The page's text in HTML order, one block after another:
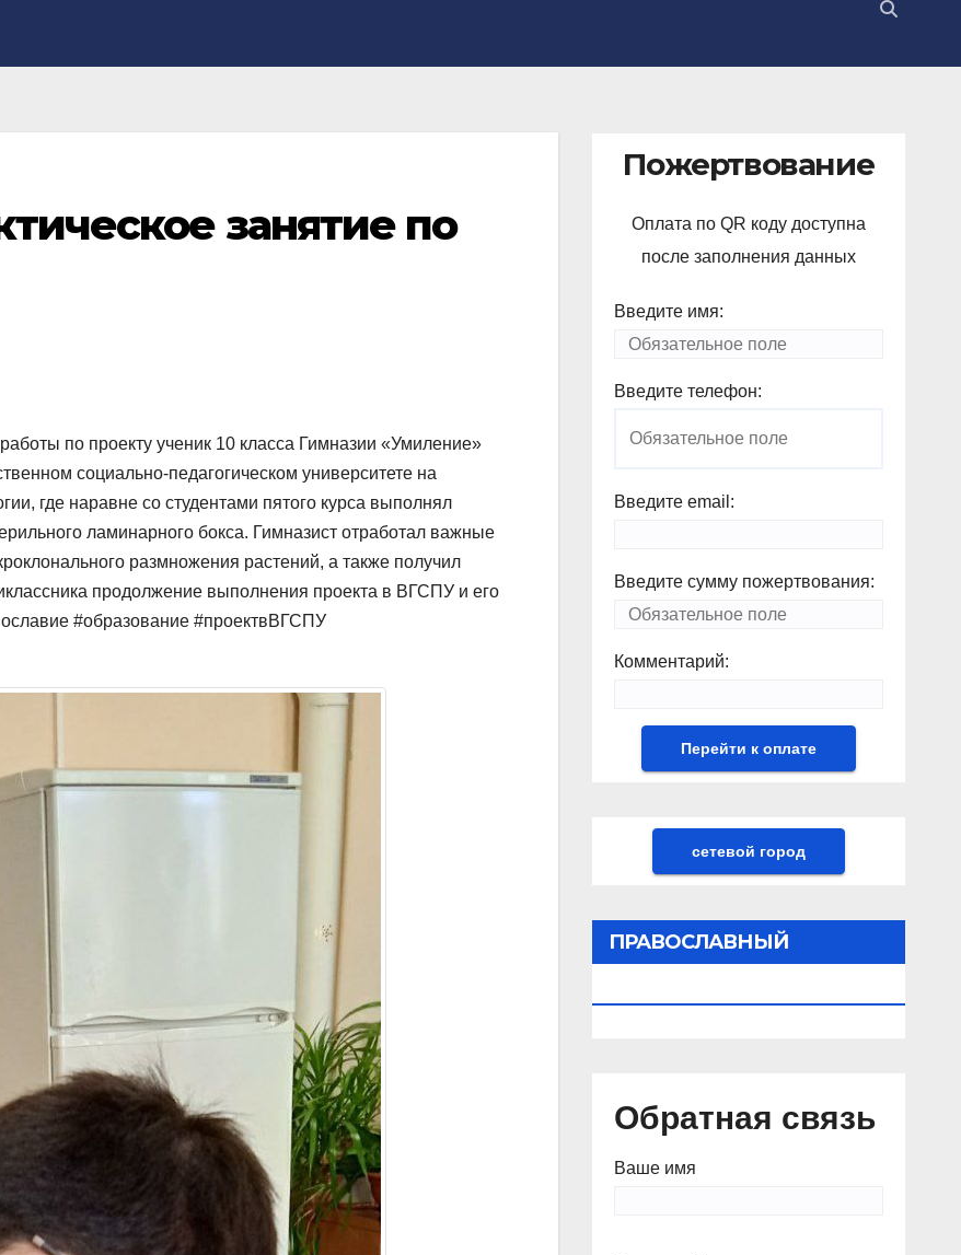
занятие по
по проекту ученик 10 класса Гимназии «Умиление»
социально-педагогическом университете на
где наравне со студентами пятого курса выполнял
ламинарного бокса. Гимназист отработал важные
размножения растений, а также получил
продолжение выполнения проекта в ВГСПУ и его
#образование #проектвВГСПУ
Пожертвование
Оплата по QR коду доступна
после заполнения данных
Введите имя:
Введите телефон:
Введите email:
Введите сумму пожертвования:
Комментарий:
сетевой город
ПРАВОСЛАВНЫЙ
Обратная связь
Ваше имя